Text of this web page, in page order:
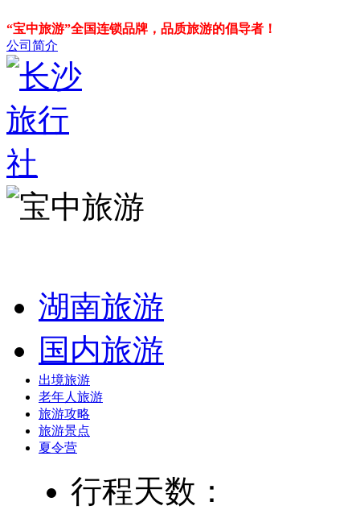
“宝中旅游”全国连锁品牌，品质旅游的倡导者！
公司简介
湖南旅游
国内旅游
出境旅游
老年人旅游
旅游攻略
旅游景点
夏令营
行程天数：